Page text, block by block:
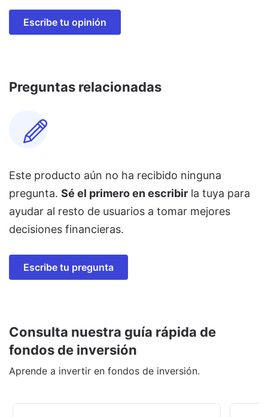
Escribe tu opinión
Preguntas relacionadas
Este producto aún no ha recibido ninguna
pregunta. Sé el primero en escribir la tuya para
ayudar al resto de usuarios a tomar mejores
decisiones financieras.
Escribe tu pregunta
Consulta nuestra guía rápida de
fondos de inversión
Aprende a invertir en fondos de inversión.